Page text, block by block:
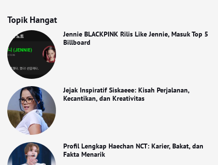
Topik Hangat
Jennie BLACKPINK Rilis Like Jennie, Masuk Top 5
Billboard
Jejak Inspiratif Siskaeee: Kisah Perjalanan,
Kecantikan, dan Kreativitas
Profil Lengkap Haechan NCT: Karier, Bakat, dan
Fakta Menarik